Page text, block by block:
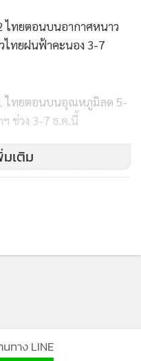
ไทยตอนบนอากาศหนาว
ไทยฝนฟ้าคะนอง 3-7
ไทยตอนบนอุณหภูมิลด 5-
ฯ ช่วง 3-7 ธ.ค.นี้
เหนือ-อีสานเตรียมรับ
เติม
ทาง LINE